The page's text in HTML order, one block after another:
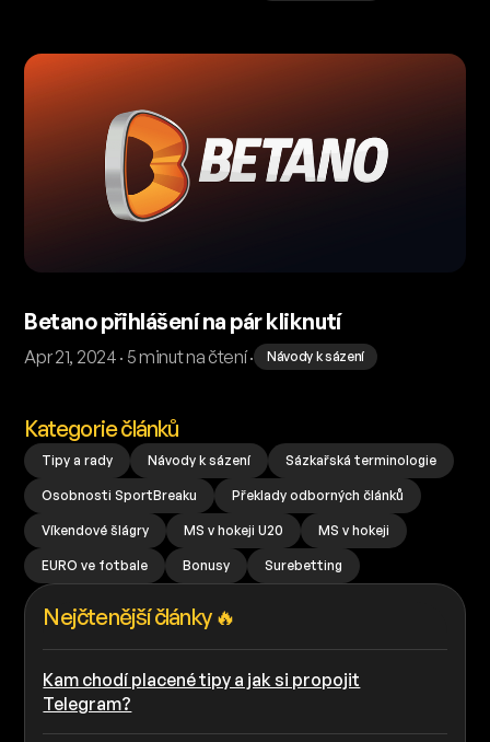
Betano přihlášení na pár kliknutí
Apr 21, 2024 · 5 minut na čtení · Návody k sázení
Kategorie článků
Tipy a rady Návody k sázení Sázkařská terminologie
Osobnosti SportBreaku Překlady odborných článků
Víkendové šlágry MS v hokeji U20 MS v hokeji
EURO ve fotbale Bonusy Surebetting
Nejčtenější články 🔥
Kam chodí placené tipy a jak si propojit
Telegram?